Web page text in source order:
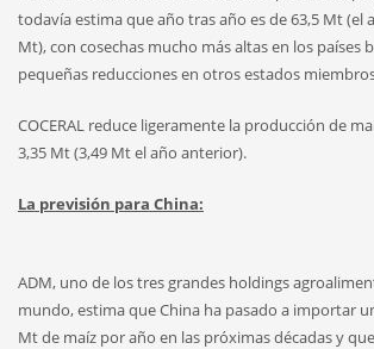
todavía estima que año tras año es de 63,5 Mt (el
Mt), con cosechas mucho más altas en los países
pequeñas reducciones en otros estados
COCERAL reduce ligeramente la producción de
3,35 Mt (3,49 Mt el año anterior).
La previsión para China:
ADM, uno de los tres grandes holdings
mundo, estima que China ha pasado a importar
Mt de maíz por año en las próximas décadas y